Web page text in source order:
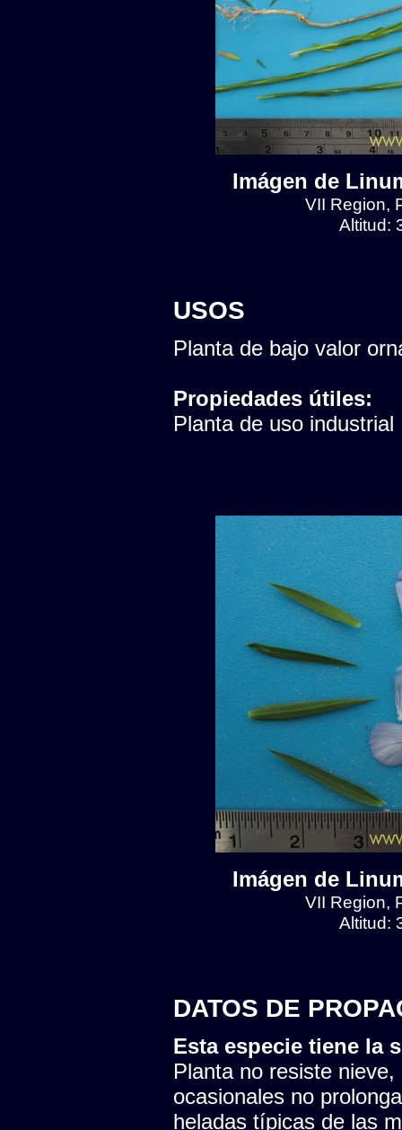
Imágen de
VII Region,
Altitud:
USOS
Planta de bajo valor
Propiedades útiles:
Planta de uso industrial
Imágen de
VII Region,
Altitud:
DATOS DE
Esta especie tiene la
Planta no resiste
ocasionales no
heladas típicas de las